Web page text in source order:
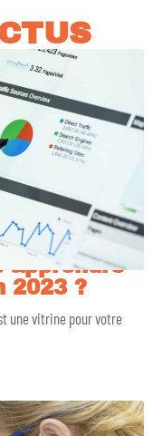
apprendre
2023 ?
une vitrine pour votre